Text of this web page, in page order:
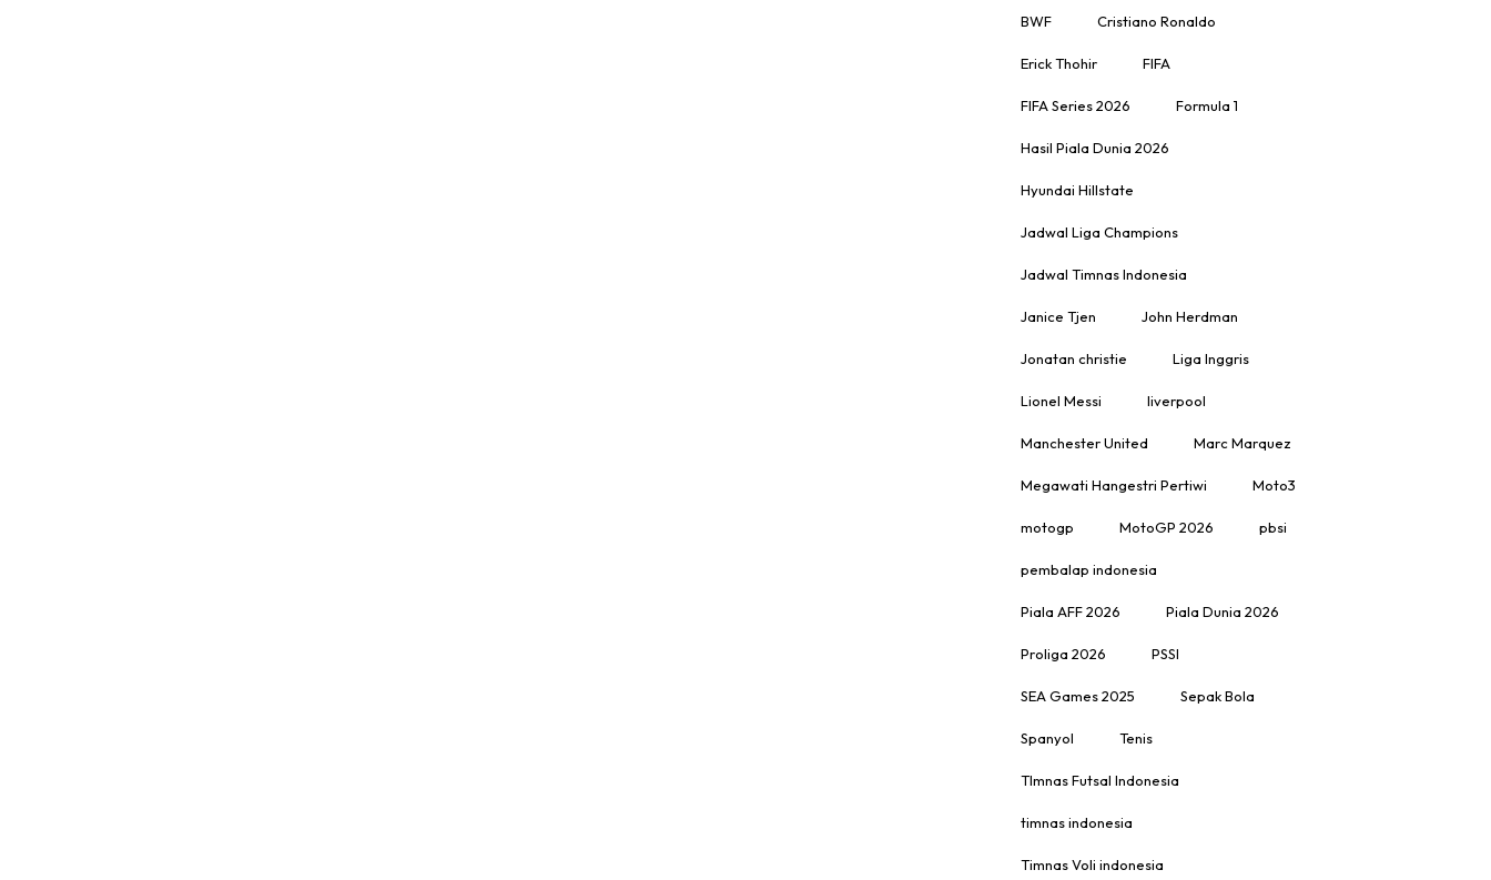
BWF Cristiano Ronaldo
Erick Thohir FIFA
FIFA Series 2026 Formula 1
Hasil Piala Dunia 2026
Hyundai Hillstate
Jadwal Liga Champions
Jadwal Timnas Indonesia
Janice Tjen John Herdman
Jonatan christie Liga Inggris
Lionel Messi liverpool
Manchester United Marc Marquez
Megawati Hangestri Pertiwi Moto3
motogp MotoGP 2026 pbsi
pembalap indonesia
Piala AFF 2026 Piala Dunia 2026
Proliga 2026 PSSI
SEA Games 2025 Sepak Bola
Spanyol Tenis
TImnas Futsal Indonesia
timnas indonesia
Timnas Voli indonesia